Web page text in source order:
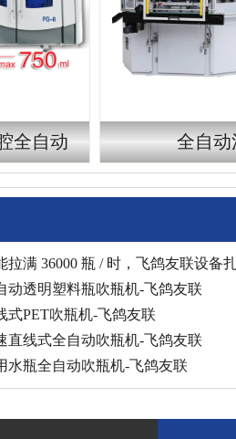
全自动 全自动
拉满 36000 瓶 / 时，飞鸽友联设备
动透明塑料瓶吹瓶机-飞鸽友联
式PET吹瓶机-飞鸽友联
直线式全自动吹瓶机-飞鸽友联
水瓶全自动吹瓶机-飞鸽友联